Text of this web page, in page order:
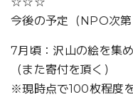
今後の予定（NPO次第
7月頃：沢山の絵を集
（また寄付を頂く）
※現時点で100枚程度